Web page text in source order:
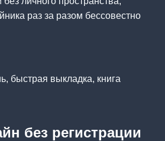
раз за разом бессовестно
быстрая выкладка, книга
без регистрации